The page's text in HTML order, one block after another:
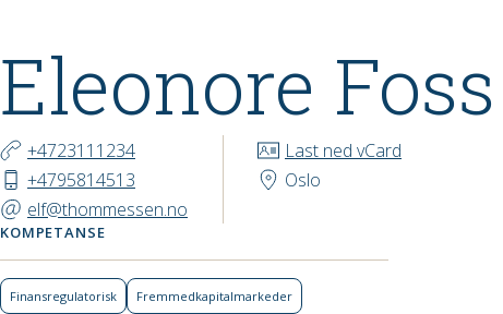
Eleonore Foss
KONTAKT
+4723111234
+4795814513
elf@thommessen.no
Last ned vCard
Oslo
KOMPETANSE
Finans­regulatorisk Fremmed­kapital­markeder